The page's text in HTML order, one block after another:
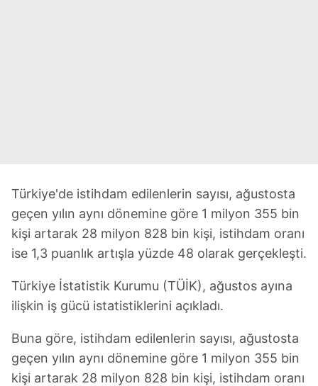
Türkiye'de istihdam edilenlerin sayısı, ağustosta
geçen yılın aynı dönemine göre 1 milyon 355 bin
kişi artarak 28 milyon 828 bin kişi, istihdam oranı
ise 1,3 puanlık artışla yüzde 48 olarak gerçekleşti.
Türkiye İstatistik Kurumu (TÜİK), ağustos ayına
ilişkin iş gücü istatistiklerini açıkladı.
Buna göre, istihdam edilenlerin sayısı, ağustosta
geçen yılın aynı dönemine göre 1 milyon 355 bin
kişi artarak 28 milyon 828 bin kişi, istihdam oranı